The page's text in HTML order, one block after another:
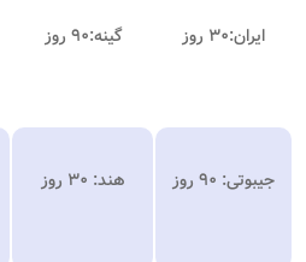
ایران:۳۰ روز گینه:۹۰ روز
جیبوتی: ۹۰ روز هند: ۳۰ روز